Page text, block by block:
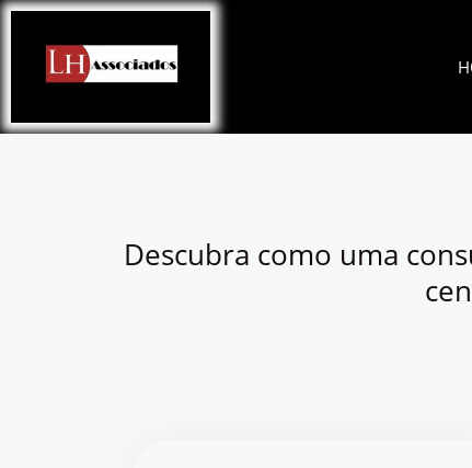
Ir
Descubra como uma